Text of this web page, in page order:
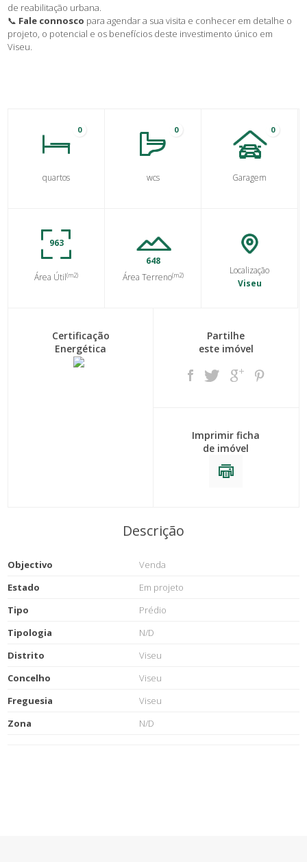
de reabilitação urbana.
📞 Fale connosco para agendar a sua visita e conhecer em detalhe o
projeto, o potencial e os benefícios deste investimento único em
Viseu.
0
quartos
0
wcs
0
Garagem
963
Área Útil(m2)
648
Área Terreno(m2)
Localização
Viseu
Certificação
Energética
Partilhe
este imóvel
Imprimir ficha
de imóvel
Descrição
Objectivo
Venda
Estado
Em projeto
Tipo
Prédio
Tipologia
N/D
Distrito
Viseu
Concelho
Viseu
Freguesia
Viseu
Zona
N/D